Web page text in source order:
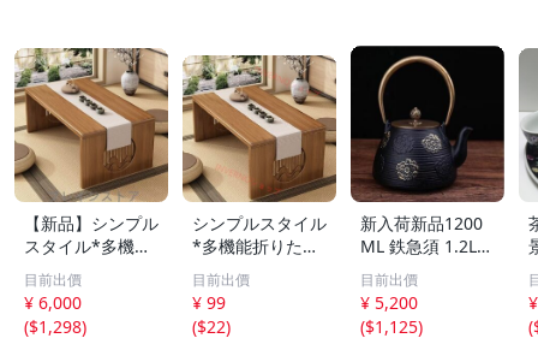
【新品】シンプル
スタイル*多機能
折りたたみテーブ
ル*カジュアル学
習テーブル*小さ
なティーテーブル
目前出價
¥ 6,000
($1,298)
シンプルスタイル
*多機能折りたた
みテーブル*カジ
ュアル学習テーブ
ル*小さなティー
テーブル
目前出價
¥ 99
($22)
新入荷新品1200
ML 鉄急須 1.2L
大容量 鋳鉄ティ
ーポット鉄製 急
須 直火対応 南部
鉄器ホイッスルケ
目前出價
¥ 5,200
($1,125)
(